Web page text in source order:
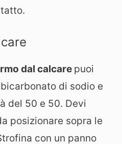
dal calcare puoi
di sodio e
del 50 e 50. Devi
posizionare sopra le
con un panno